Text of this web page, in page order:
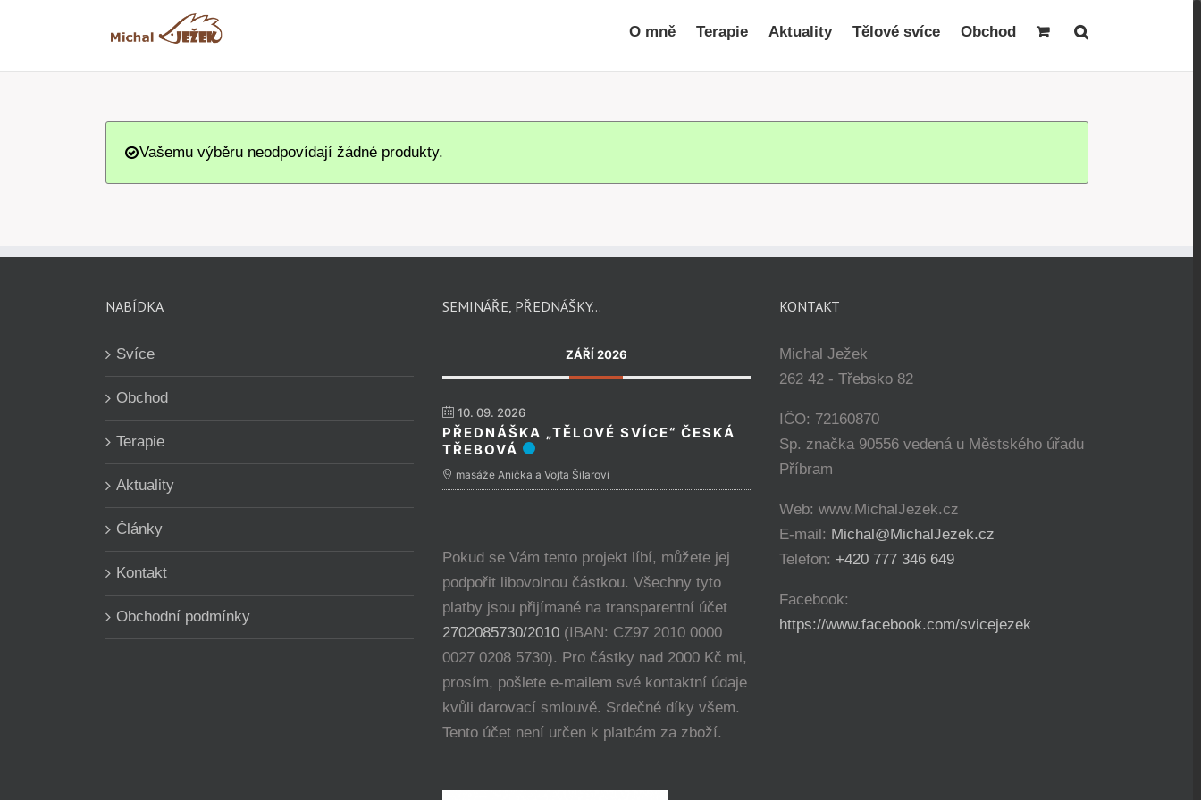
O mně Terapie Aktuality Tělové svíce Obchod
Vašemu výběru neodpovídají žádné produkty.
NABÍDKA
Svíce
Obchod
Terapie
Aktuality
Články
Kontakt
Obchodní podmínky
SEMINÁŘE, PŘEDNÁŠKY…
ZÁŘÍ 2026
10. 09. 2026
PŘEDNÁŠKA „TĚLOVÉ SVÍCE“ ČESKÁ
TŘEBOVÁ
masáže Anička a Vojta Šilarovi
Pokud se Vám tento projekt líbí, můžete jej
podpořit libovolnou částkou. Všechny tyto
platby jsou přijímané na transparentní účet
2702085730/2010(IBAN: CZ97 2010 0000
0027 0208 5730). Pro částky nad 2000 Kč mi,
prosím, pošlete e-mailem své kontaktní údaje
kvůli darovací smlouvě. Srdečné díky všem.
Tento účet není určen k platbám za zboží.
KONTAKT
Michal Ježek
262 42 - Třebsko 82
IČO: 72160870
Sp. značka 90556 vedená u Městského úřadu
Příbram
Web: www.MichalJezek.cz
E-mail: Michal@MichalJezek.cz
Telefon: +420 777 346 649
Facebook:
https://www.facebook.com/svicejezek